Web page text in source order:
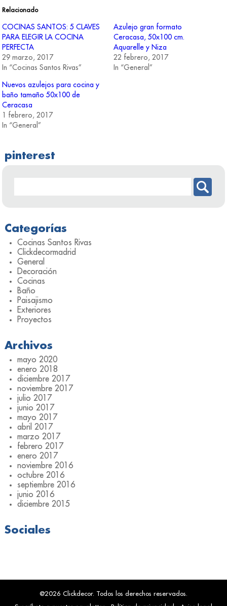
abre
en
ventana
nueva)
ventana
nueva)
ventana
nueva)
Relacionado
COCINAS SANTOS: 5 CLAVES
PARA ELEGIR LA COCINA
PERFECTA
29 marzo, 2017
In “Cocinas Santos Rivas”
Azulejo gran formato
Ceracasa, 50x100 cm.
Aquarelle y Niza
22 febrero, 2017
In “General”
Nuevos azulejos para cocina y
baño tamaño 50x100 de
Ceracasa
1 febrero, 2017
In “General”
pinterest
Categorías
Cocinas Santos Rivas
Clickdecormadrid
General
Decoración
Cocinas
Baño
Paisajismo
Exteriores
Proyectos
Archivos
mayo 2020
enero 2018
diciembre 2017
noviembre 2017
julio 2017
junio 2017
mayo 2017
abril 2017
marzo 2017
febrero 2017
enero 2017
noviembre 2016
octubre 2016
septiembre 2016
junio 2016
diciembre 2015
Sociales
@2026 Clickdecor. Todos los derechos reservados.